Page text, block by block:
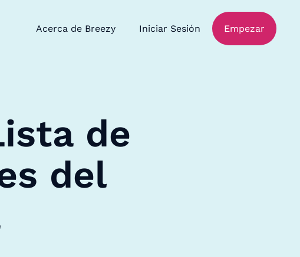
Acerca de Breezy Iniciar Sesión Empezar
de
del